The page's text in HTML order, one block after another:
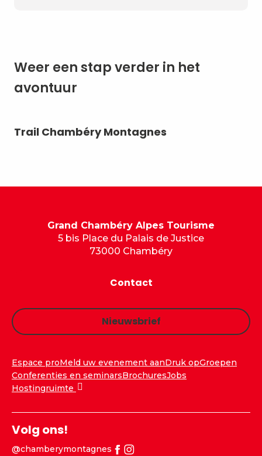
Weer een stap verder in het
avontuur
Trail Chambéry Montagnes
Grand Chambéry Alpes Tourisme
5 bis Place du Palais de Justice
73000 Chambéry
Contact
Nieuwsbrief
Espace proMeld uw evenement aanDruk opGroepen
Conferenties en seminarsBrochuresJobs
Hostingruimte
Volg ons!
@chamberymontagnes